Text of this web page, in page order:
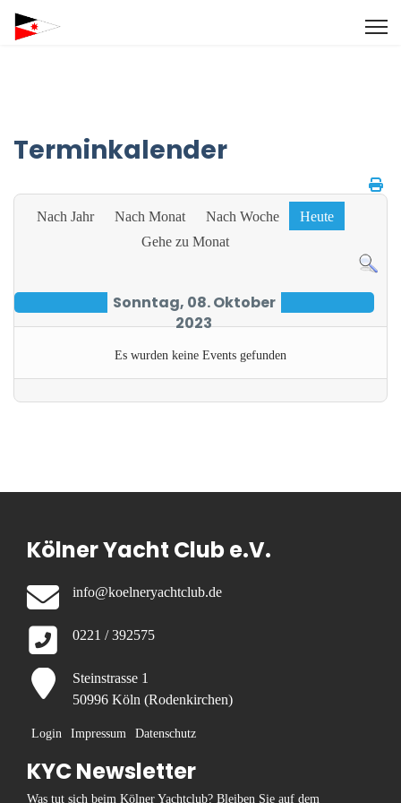
Terminkalender
Nach Jahr Nach Monat Nach Woche
Heute
Gehe zu Monat
Sonntag, 08. Oktober
2023
Es wurden keine Events gefunden
Kölner Yacht Club e.V.
info@koelneryachtclub.de
0221 / 392575
Steinstrasse 1
50996 Köln (Rodenkirchen)
Login Impressum Datenschutz
KYC Newsletter
Was tut sich beim Kölner Yachtclub? Bleiben Sie auf dem